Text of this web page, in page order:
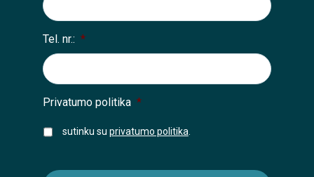
Tel. nr.: *
Privatumo politika *
sutinku su privatumo politika